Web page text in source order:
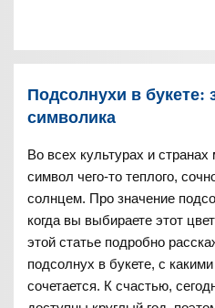
Подсолнухи в букете:
символика
Во всех культурах и
символ чего-то теплого,
солнцем. Про значение
когда вы выбираете этот
этой статье подробно
подсолнух в букете, с
сочетается. К счастью,